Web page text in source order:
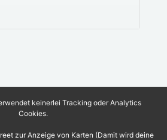
keinerlei Tracking oder Analytics
Cookies.
zur Anzeige von Karten (Damit wird deine